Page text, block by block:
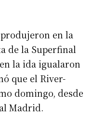
en la
de la Superfinal
la ida igualaron
que el River-
domingo, desde
Madrid.